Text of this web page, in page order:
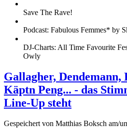
Save The Rave!
Podcast: Fabulous Femmes* by
DJ-Charts: All Time Favourite
Owly
Gallagher, Dendemann,
Käptn Peng... - das
Line-Up steht
Gespeichert von Matthias Boksch am/